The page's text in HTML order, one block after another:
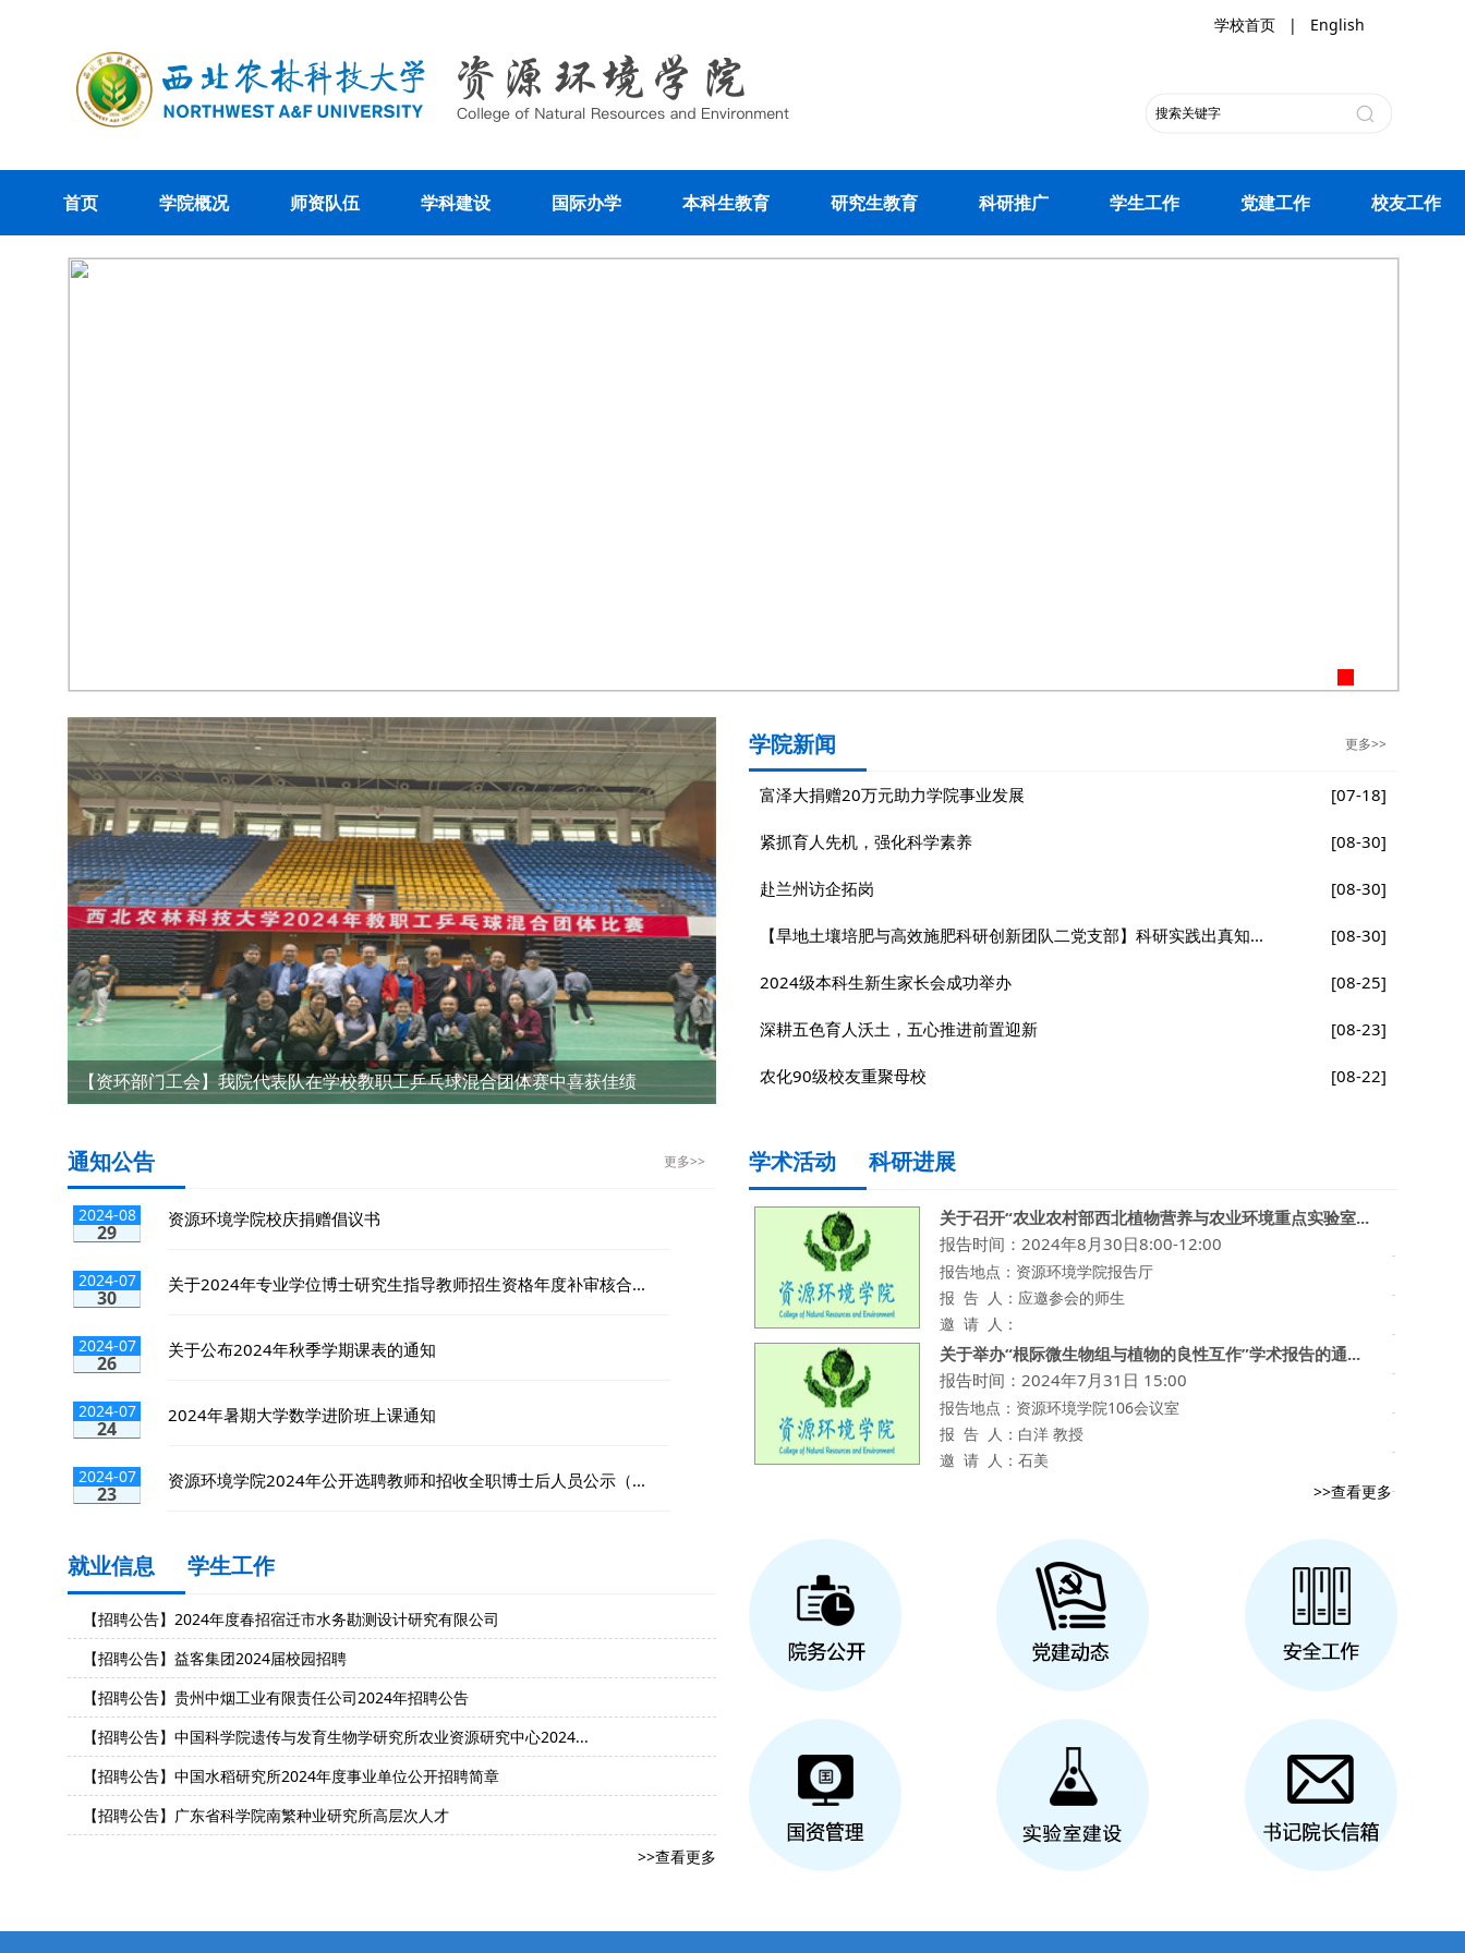
学校首页 | English
首页 学院概况 师资队伍 学科建设 国际办学 本科生教育 研究生教育 科研推广 学生工作 党建工作 校友工作
【资环部门工会】我院代表队在学校教职工乒乓球混合团体赛中喜获佳绩
更多>>
学院新闻
[07-18]
富泽大捐赠20万元助力学院事业发展
[08-30]
紧抓育人先机，强化科学素养
[08-30]
赴兰州访企拓岗
[08-30]
【旱地土壤培肥与高效施肥科研创新团队二党支部】科研实践出真知...
[08-25]
2024级本科生新生家长会成功举办
[08-23]
深耕五色育人沃土，五心推进前置迎新
[08-22]
农化90级校友重聚母校
更多>>
通知公告
2024-08
29
资源环境学院校庆捐赠倡议书
2024-07
30
关于2024年专业学位博士研究生指导教师招生资格年度补审核合...
2024-07
26
关于公布2024年秋季学期课表的通知
2024-07
24
2024年暑期大学数学进阶班上课通知
2024-07
23
资源环境学院2024年公开选聘教师和招收全职博士后人员公示（...
学术活动 科研进展
关于召开“农业农村部西北植物营养与农业环境重点实验室...
报告时间：2024年8月30日8:00-12:00
报告地点：资源环境学院报告厅
报 告 人：应邀参会的师生
邀 请 人：
关于举办“根际微生物组与植物的良性互作”学术报告的通...
报告时间：2024年7月31日 15:00
报告地点：资源环境学院106会议室
报 告 人：白洋 教授
邀 请 人：石美
>>查看更多
就业信息 学生工作
【招聘公告】2024年度春招宿迁市水务勘测设计研究有限公司
【招聘公告】益客集团2024届校园招聘
【招聘公告】贵州中烟工业有限责任公司2024年招聘公告
【招聘公告】中国科学院遗传与发育生物学研究所农业资源研究中心2024...
【招聘公告】中国水稻研究所2024年度事业单位公开招聘简章
【招聘公告】广东省科学院南繁种业研究所高层次人才
>>查看更多
学纪 知纪 明纪 守纪——研究生会开展党纪学习教育专题会
举办“九秩传薪火，青春永不散”环境科学中外合作办学毕业晚会
召开2024届毕业班班主任就业工作例会
【地信2201】召开“榜样力量”主题班会
【招聘公告】中国水稻研究所2024年度事业单位公开招聘简章
【研究生土壤二党支部】让红色文化薪火相传——我是党课主讲人（六）
>>查看更多